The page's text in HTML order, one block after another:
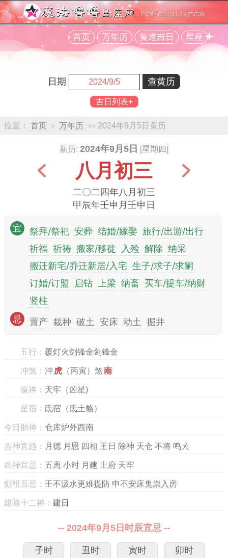
首页 万年历 黄道吉日 星座
日期
吉日列表+
位置： 首页 > 万年历 >> 2024年9月5日黄历
新历: 2024年9月5日 [星期四]
八月初三
二〇二四年八月初三
甲辰年壬申月壬申日
宜 祭拜/祭祀 安葬 结婚/嫁娶 旅行/出游/出行
祈福 祈祷 搬家/移徙 入殓 解除 纳采
搬迁新宅/乔迁新居/入宅 生子/求子/求嗣
订婚/订盟
启钻 上梁 纳畜 买车/提车/纳财
竖柱
忌 置产 栽种 破土 安床 动土 掘井
五行： 覆灯火剑锋金剑锋金
冲煞： 冲 虎 （丙寅）煞南
值神： 天牢（凶星)
星宿： 氐宿（氐土貉）
今日胎神： 仓库炉外西南
吉神宜趋： 月德 月恩 四相 王日 除神 天仓 不将 鸣犬
凶神宜忌： 五离 小时 月建 土府 天牢
彭祖百忌： 壬不汲水更难提防 申不安床鬼祟入房
建除十二神： 建日
-- 2024年9月5日时辰宜忌 --
子时 丑时 寅时 卯时